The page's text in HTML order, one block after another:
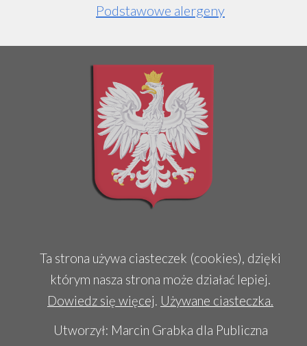
Podstawowe alergeny
Ta strona używa ciasteczek (cookies), dzięki
którym nasza strona może działać lepiej.
Dowiedz się więcej. Używane ciasteczka.
Utworzył: Marcin Grabka dla Publiczna